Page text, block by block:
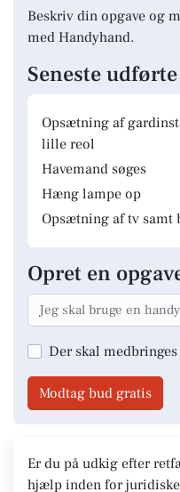
Beskriv din opgave og
med Handyhand.
Seneste
Opsætning af
lille reol
Havemand søges
Hæng lampe op
Opsætning af tv samt
Opret en
Der skal
Modtag bud gratis
Er du på udkig efter
hjælp inden for juridiske